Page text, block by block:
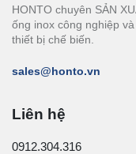
HONTO chuyên SẢN
ống inox công nghiệp
thiết bị chế biến.
sales@honto.vn
Liên hệ
0912.304.316